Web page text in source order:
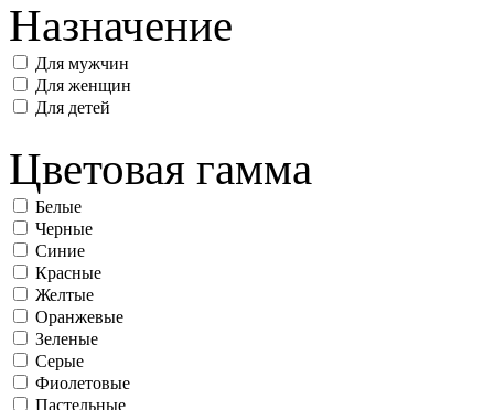
Назначение
Для мужчин
Для женщин
Для детей
Цветовая гамма
Белые
Черные
Синие
Красные
Желтые
Оранжевые
Зеленые
Серые
Фиолетовые
Пастельные